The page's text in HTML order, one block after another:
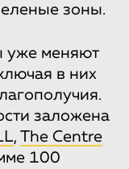
зоны.
уже меняют
в них
заложена
, The Centre
100